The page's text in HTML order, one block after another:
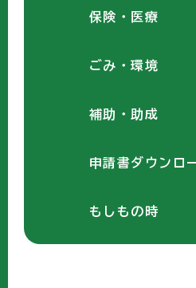
保険・医療
ごみ・環境
補助・助成
申請書ダウンロ
もしもの時